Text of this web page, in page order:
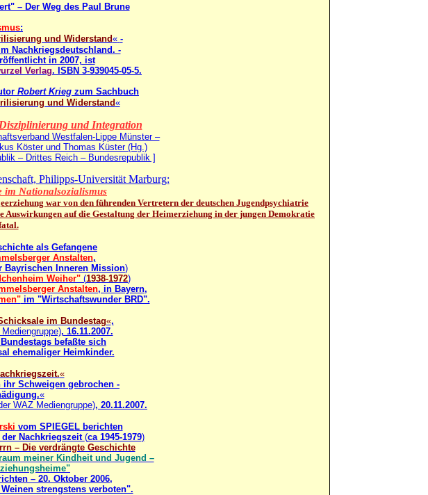
– Der Weg des Paul Brune
:
und Widerstand« -
Nachkriegsdeutschland. -
in 2007, ist
Verlag. ISBN 3-939045-05-5.
Robert Krieg zum Sachbuch
und Widerstand«
und Integration
Westfalen-Lippe Münster –
Köster und Thomas Küster (Hg.)
– Drittes Reich – Bundesrepublik ]
Philipps-Universität Marburg:
im Nationalsozialismus
war von den führenden Vertretern der deutschen Jugendpsychiatrie
auf die Gestaltung der Heimerziehung in der jungen Demokratie
als Gefangene
Anstalten,
Bayrischen Inneren Mission)
Weiher" (1938-1972)
Anstalten, in Bayern,
im "Wirtschaftswunder BRD".
im Bundestag«,
, 16.11.2007.
befaßte sich
ehemaliger Heimkinder.
«
ihr Schweigen gebrochen -
«
WAZ Mediengruppe), 20.11.2007.
vom SPIEGEL berichten
Nachkriegszeit (ca 1945-1979)
– Die verdrängte Geschichte
meiner Kindheit und Jugend –
– 20. Oktober 2006,
strengstens verboten".